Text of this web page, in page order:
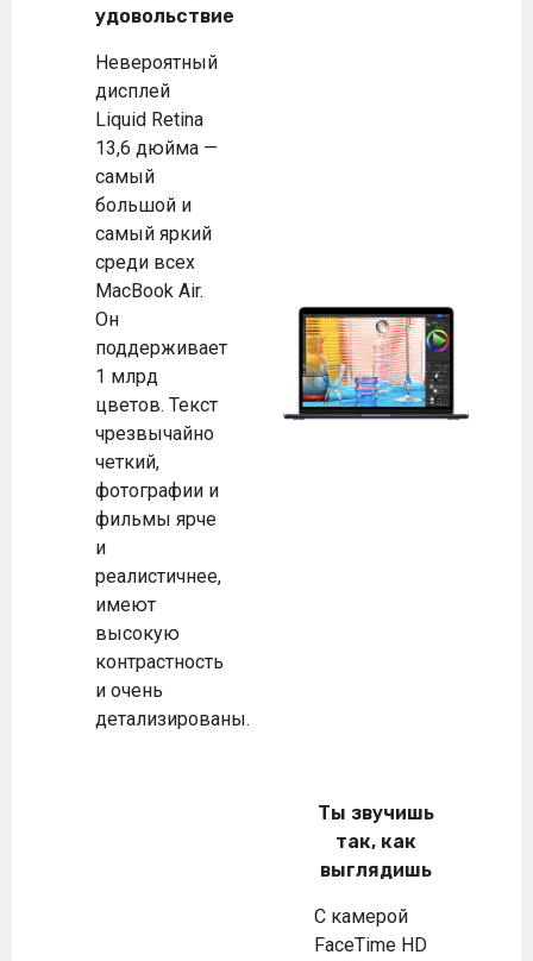
удовольствие
Невероятный
дисплей
Liquid Retina
13,6 дюйма —
самый
большой и
самый яркий
среди всех
MacBook Air.
Он
поддерживает
1 млрд
цветов. Текст
чрезвычайно
четкий,
фотографии и
фильмы ярче
и
реалистичнее,
имеют
высокую
контрастность
и очень
детализированы.
Ты звучишь
так, как
выглядишь
С камерой
FaceTime HD